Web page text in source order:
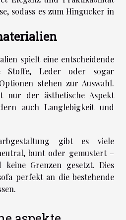
sodass es zum Hingucker in
spielt eine entscheidende
Stoffe, Leder oder sogar
stehen zur Auswahl.
nur der ästhetische Aspekt
auch Langlebigkeit und
gibt es viele
bunt oder gemustert –
Grenzen gesetzt. Dies
perfekt an die bestehende